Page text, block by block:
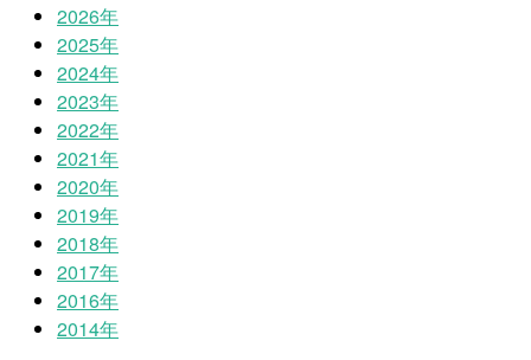
2026年
2025年
2024年
2023年
2022年
2021年
2020年
2019年
2018年
2017年
2016年
2014年